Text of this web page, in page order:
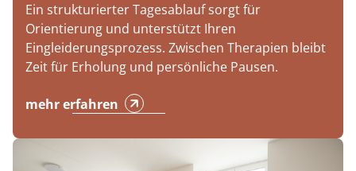
Ein strukturierter Tagesablauf sorgt für
Orientierung und unterstützt Ihren
Eingleiderungsprozess. Zwischen Therapien bleibt
Zeit für Erholung und persönliche Pausen.
mehr erfahren